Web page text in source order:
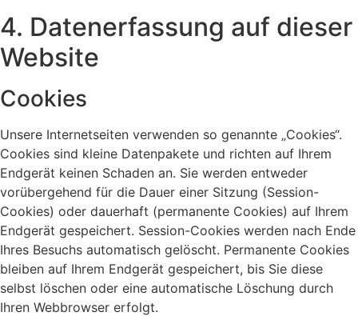
4. Datenerfassung auf dieser
Website
Cookies
Unsere Internetseiten verwenden so genannte „Cookies“.
Cookies sind kleine Datenpakete und richten auf Ihrem
Endgerät keinen Schaden an. Sie werden entweder
vorübergehend für die Dauer einer Sitzung (Session-
Cookies) oder dauerhaft (permanente Cookies) auf Ihrem
Endgerät gespeichert. Session-Cookies werden nach Ende
Ihres Besuchs automatisch gelöscht. Permanente Cookies
bleiben auf Ihrem Endgerät gespeichert, bis Sie diese
selbst löschen oder eine automatische Löschung durch
Ihren Webbrowser erfolgt.